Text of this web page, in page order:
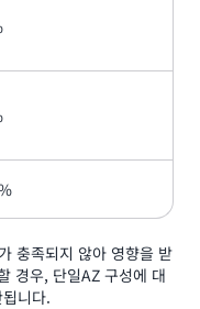
충족되지 않아 영향을 받
경우, 단일AZ 구성에 대
니다.